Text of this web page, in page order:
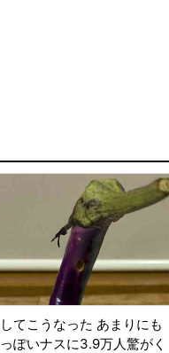
てこうなった あまりにも
ぽいナスに3.9万人驚が